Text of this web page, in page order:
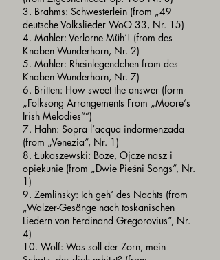
3. Brahms: Schwesterlein (from „49
deutsche Volkslieder WoO 33, Nr. 15)
4. Mahler: Verlorne Müh‘! (from des
Knaben Wunderhorn, Nr. 2)
5. Mahler: Rheinlegendchen from des
Knaben Wunderhorn, Nr. 7)
6. Britten: How sweet the answer (form
„Folksong Arrangements From „Moore‘s
Irish Melodies““)
7. Hahn: Sopra l‘acqua indormenzada
(from „Venezia“, Nr. 1)
8. Łukaszewski: Boze, Ojcze nasz i
opiekunie (from „Dwie Pieśni Songs“, Nr.
1)
9. Zemlinsky: Ich geh‘ des Nachts (from
„Walzer-Gesänge nach toskanischen
Liedern von Ferdinand Gregorovius“, Nr.
4)
10. Wolf: Was soll der Zorn, mein